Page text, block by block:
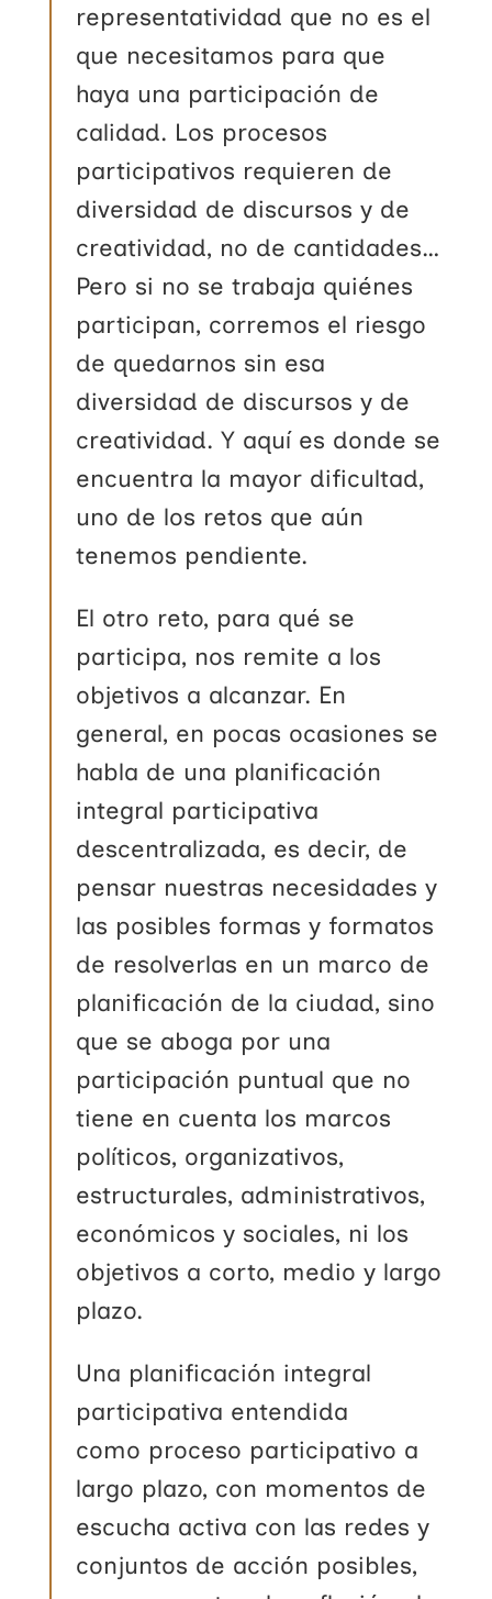
representatividad que no es el
que necesitamos para que
haya una participación de
calidad. Los procesos
participativos requieren de
diversidad de discursos y de
creatividad, no de cantidades…
Pero si no se trabaja quiénes
participan, corremos el riesgo
de quedarnos sin esa
diversidad de discursos y de
creatividad. Y aquí es donde se
encuentra la mayor dificultad,
uno de los retos que aún
tenemos pendiente.
El otro reto, para qué se
participa, nos remite a los
objetivos a alcanzar. En
general, en pocas ocasiones se
habla de una planificación
integral participativa
descentralizada, es decir, de
pensar nuestras necesidades y
las posibles formas y formatos
de resolverlas en un marco de
planificación de la ciudad, sino
que se aboga por una
participación puntual que no
tiene en cuenta los marcos
políticos, organizativos,
estructurales, administrativos,
económicos y sociales, ni los
objetivos a corto, medio y largo
plazo.
Una planificación integral
participativa entendida
como proceso participativo a
largo plazo, con momentos de
escucha activa con las redes y
conjuntos de acción posibles,